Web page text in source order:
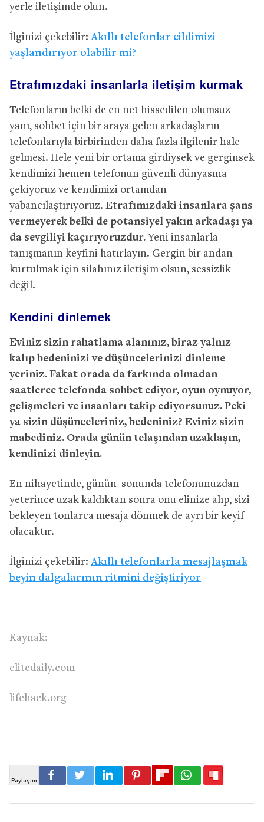
yerle iletişimde olun.
İlginizi çekebilir: Akıllı telefonlar cildimizi
yaşlandırıyor olabilir mi?
Etrafımızdaki insanlarla iletişim kurmak
Telefonların belki de en net hissedilen olumsuz
yanı, sohbet için bir araya gelen arkadaşların
telefonlarıyla birbirinden daha fazla ilgilenir hale
gelmesi. Hele yeni bir ortama girdiysek ve gerginsek
kendimizi hemen telefonun güvenli dünyasına
çekiyoruz ve kendimizi ortamdan
yabancılaştırıyoruz. Etrafımızdaki insanlara şans
vermeyerek belki de potansiyel yakın arkadaşı ya
da sevgiliyi kaçırıyoruzdur. Yeni insanlarla
tanışmanın keyfini hatırlayın. Gergin bir andan
kurtulmak için silahınız iletişim olsun, sessizlik
değil.
Kendini dinlemek
Eviniz sizin rahatlama alanınız, biraz yalnız
kalıp bedeninizi ve düşüncelerinizi dinleme
yeriniz. Fakat orada da farkında olmadan
saatlerce telefonda sohbet ediyor, oyun oynuyor,
gelişmeleri ve insanları takip ediyorsunuz. Peki
ya sizin düşünceleriniz, bedeniniz? Eviniz sizin
mabediniz. Orada günün telaşından uzaklaşın,
kendinizi dinleyin.
En nihayetinde, günün sonunda telefonunuzdan
yeterince uzak kaldıktan sonra onu elinize alıp, sizi
bekleyen tonlarca mesaja dönmek de ayrı bir keyif
olacaktır.
İlginizi çekebilir: Akıllı telefonlarla mesajlaşmak
beyin dalgalarının ritmini değiştiriyor
Kaynak:
elitedaily.com
lifehack.org